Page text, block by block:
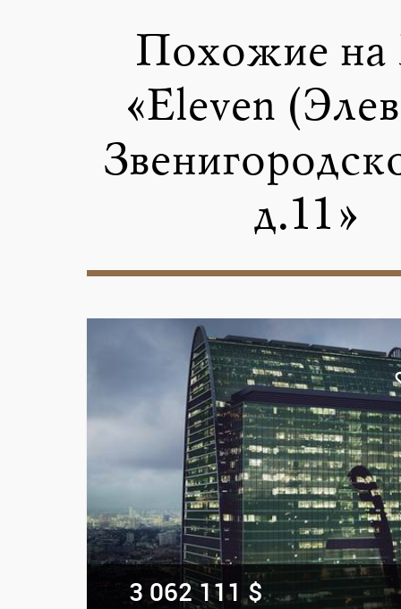
Похожие
«Eleven
д.11»
3 062 111 $